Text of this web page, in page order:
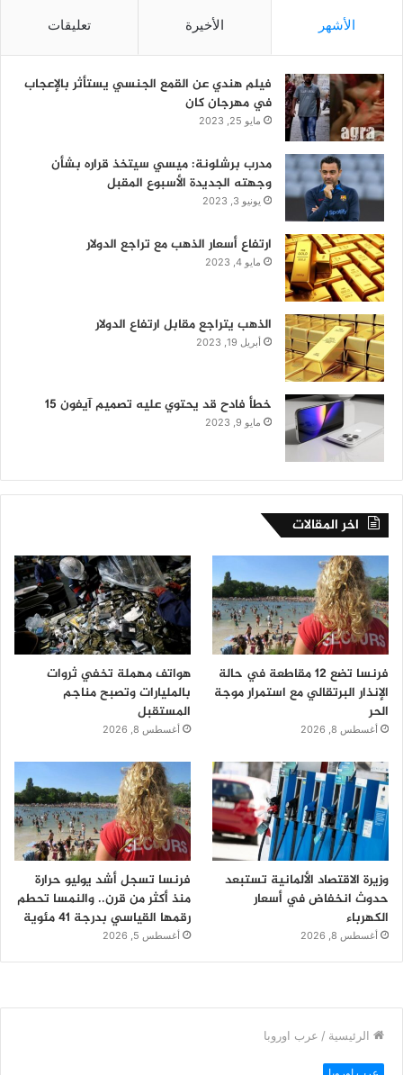
الأشهر الأخيرة تعليقات
فيلم هندي عن القمع الجنسي يستأثر بالإعجاب
في مهرجان كان
مايو 25, 2023
مدرب برشلونة: ميسي سيتخذ قراره بشأن
وجهته الجديدة الأسبوع المقبل
يونيو 3, 2023
ارتفاع أسعار الذهب مع تراجع الدولار
مايو 4, 2023
الذهب يتراجع مقابل ارتفاع الدولار
أبريل 19, 2023
خطأ فادح قد يحتوي عليه تصميم آيفون 15
مايو 9, 2023
اخر المقالات
فرنسا تضع 12 مقاطعة في حالة
الإنذار البرتقالي مع استمرار موجة
الحر
أغسطس 8, 2026
هواتف مهملة تخفي ثروات
بالمليارات وتصبح مناجم
المستقبل
أغسطس 8, 2026
وزيرة الاقتصاد الألمانية تستبعد
حدوث انخفاض في أسعار
الكهرباء
أغسطس 8, 2026
فرنسا تسجل أشد يوليو حرارة
منذ أكثر من قرن.. والنمسا تحطم
رقمها القياسي بدرجة 41 مئوية
أغسطس 5, 2026